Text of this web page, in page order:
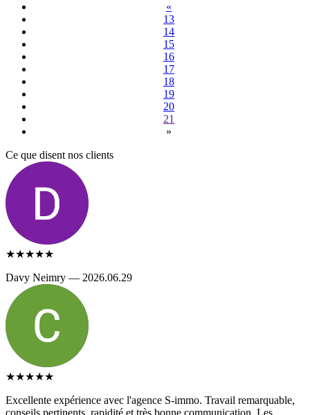
«
13
14
15
16
17
18
19
20
21
»
Ce que disent nos clients
★★★★★
Davy Neimry — 2026.06.29
★★★★★
Excellente expérience avec l'agence S-immo. Travail remarquable,